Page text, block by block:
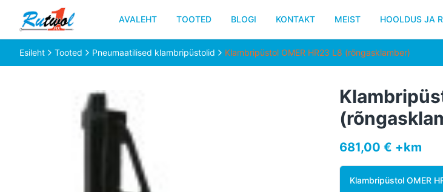
AVALEHT TOOTED BLOGI KONTAKT MEIST HOOLDUS JA
Esileht Tooted Pneumaatilised klambripüstolid Klambripüstol OMER HR23 L8 (rõngasklamber)
681,00 € +km
Klambripüstol OMER